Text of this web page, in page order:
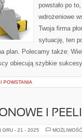
powstało po
wdrożeniowe
Twoja firma
sytuację, ten
plan. Polecamy także:
obiecują szybkie
POWSTANIA
I
GRU - 21 - 2025